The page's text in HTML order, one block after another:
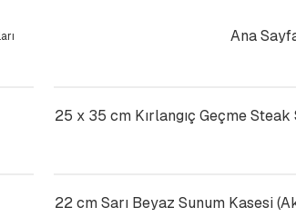
Ana
25 x 35 cm Kırlangıç Geçme Steak
22 cm Sarı Beyaz Sunum Kasesi